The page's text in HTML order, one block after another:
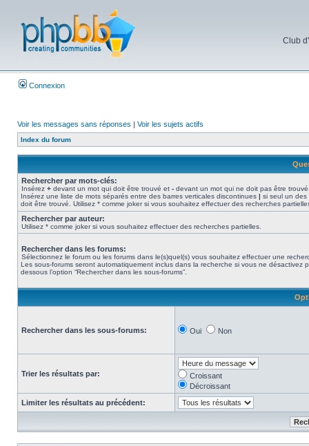
Club
Connexion
Voir les messages sans réponses | Voir les sujets actifs
Index du forum
Rechercher par mots-clés:
Insérez + devant un mot qui doit être trouvé et - devant un mot qui ne doit pas être
Insérez une liste de mots séparés entre des barres verticales discontinues | si seul un des
doit être trouvé. Utilisez * comme joker si vous souhaitez effectuer des recherches
Rechercher par auteur:
Utilisez * comme joker si vous souhaitez effectuer des recherches partielles.
Rechercher dans les forums:
Sélectionnez le forum ou les forums dans le(s)quel(s) vous souhaitez effectuer une
Les sous-forums seront automatiquement inclus dans la recherche si vous ne désactivez
dessous l’option “Rechercher dans les sous-forums”.
Rechercher dans les sous-forums: Oui Non
Trier les résultats par:
Croissant
Décroissant
Limiter les résultats au précédent: